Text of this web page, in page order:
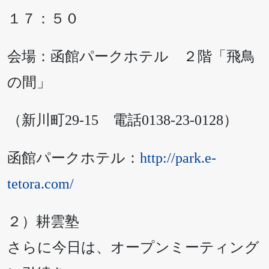
１７：５０
会場：函館パークホテル ２階「飛鳥
の間」
（新川町29-15 電話0138-23-0128）
函館パークホテル： http://park.e-
tetora.com/
２）耕雲塾
さらに今日は、オープンミーティング